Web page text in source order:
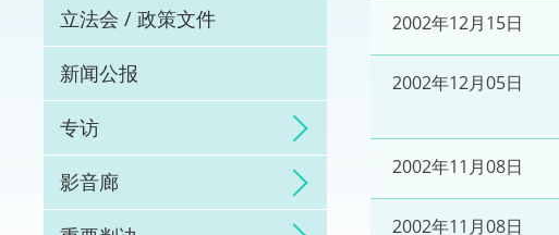
法律枢纽
促成交易和争议解决服务中心
立法会 / 政策文件
新闻公报
专访
影音廊
2002年12月15日
2002年12月05日
2002年11月08日
2002年11月08日